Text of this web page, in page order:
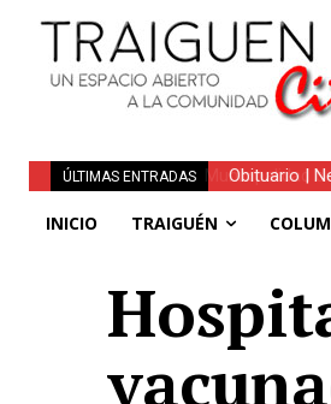
ÚLTIMAS ENTRADAS Obituario |
INICIO TRAIGUÉN